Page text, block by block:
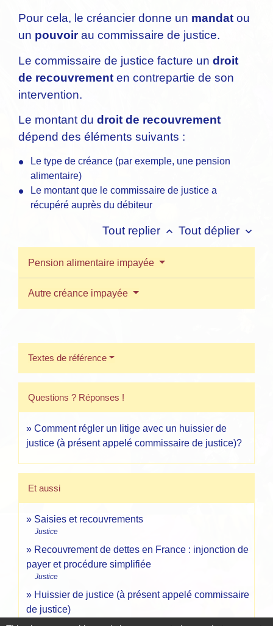
Pour cela, le créancier donne un mandat ou
un pouvoirau commissaire de justice.
Le commissaire de justice facture un droit
de recouvrement en contrepartie de son
intervention.
Le montant du droit de recouvrement
dépend des éléments suivants :
Le type de créance (par exemple, une pension
alimentaire)
Le montant que le commissaire de justice a
récupéré auprès du débiteur
Tout replier keyboard_arrow_up Tout déplier keyboard_arrow_down
Pension alimentaire impayée
Autre créance impayée
Textes de référence
Questions ? Réponses !
Comment régler un litige avec un huissier de
justice (à présent appelé commissaire de justice)?
Et aussi
Saisies et recouvrements
Justice
Recouvrement de dettes en France : injonction de
payer et procédure simplifiée
Justice
Huissier de justice (à présent appelé commissaire
de justice)